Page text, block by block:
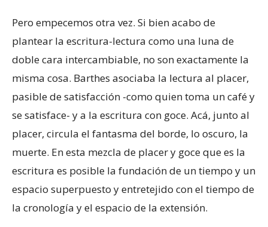
Pero empecemos otra vez. Si bien acabo de
plantear la escritura-lectura como una luna de
doble cara intercambiable, no son exactamente la
misma cosa. Barthes asociaba la lectura al placer,
pasible de satisfacción -como quien toma un café y
se satisface- y a la escritura con goce. Acá, junto al
placer, circula el fantasma del borde, lo oscuro, la
muerte. En esta mezcla de placer y goce que es la
escritura es posible la fundación de un tiempo y un
espacio superpuesto y entretejido con el tiempo de
la cronología y el espacio de la extensión.